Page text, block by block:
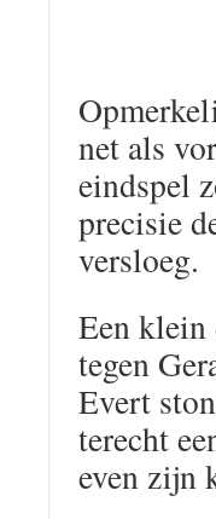
net als
eindspel
precisie
versloeg.
Een klein
tegen
Evert
terecht
even zijn